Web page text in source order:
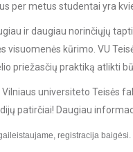
per metus studentai yra
ir daugiau norinčiųjų
visuomenės kūrimo. VU
priežasčių praktiką atlikti
universiteto Teisės
patirčiai! Daugiau
registracija